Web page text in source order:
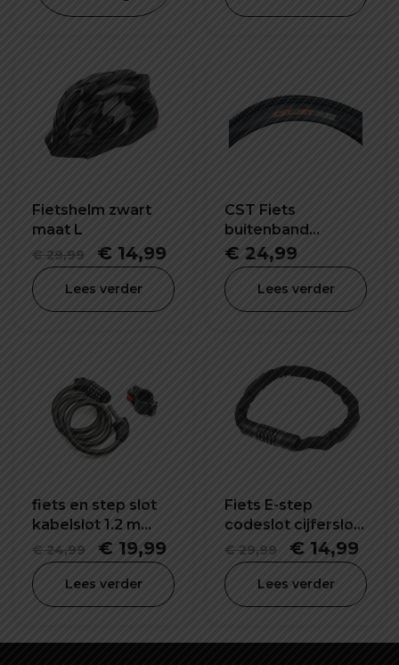
Fietshelm zwart
maat L
€29,99
Oorspronkelijke
prijs
was:
€ 14,99 Huidige
prijs
is:
Lees verder
CST Fiets
buitenband
26x1.95 inch C1820
€ 24,99
Lees verder
fiets en step slot
kabelslot 1.2 m
lang
€24,99
Oorspronkelijke
prijs
was:
€ 19,99 Huidige
prijs
is:
Lees verder
Fiets E-step
codeslot cijferslot
57X120 mm
€29,99
prijs
was:
€ 14,99
prijs
is:
Lees verder